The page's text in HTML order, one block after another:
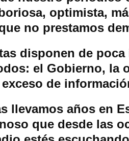
optimista,
no prestamos
disponen de
el Gobierno, la
de
llevamos años en
que desde las